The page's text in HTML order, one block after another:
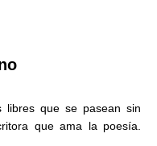
libres que se pasean sin
que ama la poesía.